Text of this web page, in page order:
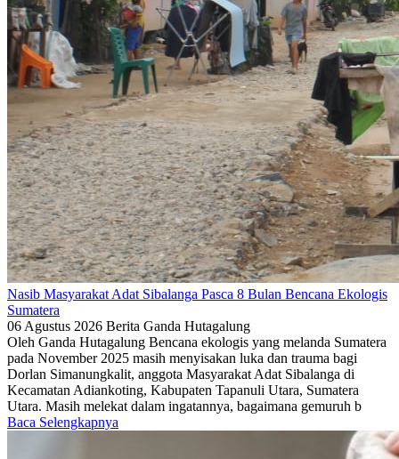
Nasib Masyarakat Adat Sibalanga Pasca 8 Bulan Bencana Ekologis
Sumatera
06 Agustus 2026 Berita Ganda Hutagalung
Oleh Ganda Hutagalung Bencana ekologis yang melanda Sumatera
pada November 2025 masih menyisakan luka dan trauma bagi
Dorlan Simanungkalit, anggota Masyarakat Adat Sibalanga di
Kecamatan Adiankoting, Kabupaten Tapanuli Utara, Sumatera
Utara. Masih melekat dalam ingatannya, bagaimana gemuruh b
Baca Selengkapnya